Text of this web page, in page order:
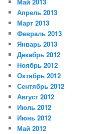
Апрель 2013
Март 2013
Февраль 2013
Январь 2013
Декабрь 2012
Ноябрь 2012
Октябрь 2012
Сентябрь 2012
Август 2012
Июль 2012
Июнь 2012
Май 2012